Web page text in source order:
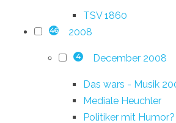
TSV 1860
46 2008
4 December 2008
Das wars - Musik
Mediale Heuchler
Politiker mit Humor?